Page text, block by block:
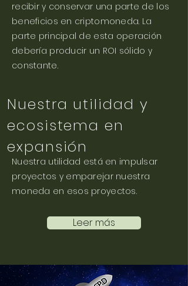
recibir y conservar una parte de los
beneficios en criptomoneda. La
parte principal de esta operación
debería producir un ROI sólido y
constante.
Nuestra utilidad y
ecosistema en
expansión
Nuestra utilidad está en impulsar
proyectos y emparejar nuestra
moneda en esos proyectos.
Leer más